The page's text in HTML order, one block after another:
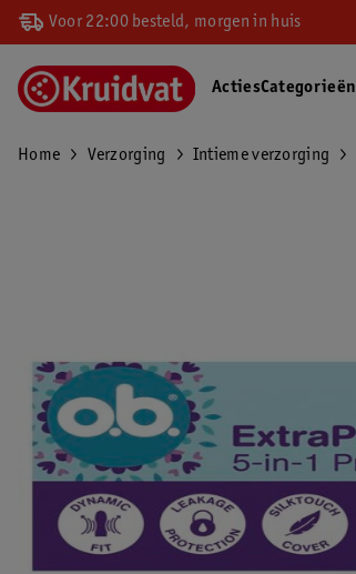
Voor 22:00 besteld, morgen in huis
ActiesCategorieën
Home Verzorging Intieme verzorging